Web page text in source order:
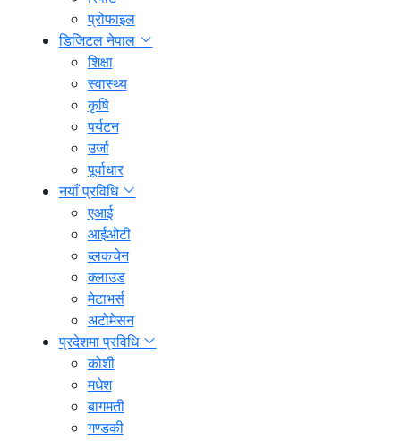
प्रोफाइल
डिजिटल नेपाल
शिक्षा
स्वास्थ्य
कृषि
पर्यटन
उर्जा
पूर्वाधार
नयाँ प्रविधि
एआई
आईओटी
ब्लकचेन
क्लाउड
मेटाभर्स
अटोमेसन
प्रदेशमा प्रविधि
कोशी
मधेश
बागमती
गण्डकी